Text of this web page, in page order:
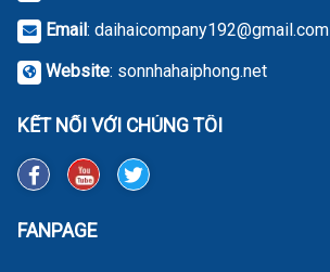
Email: daihaicompany192@gmail.com
Website: sonnhahaiphong.net
KẾT NỐI VỚI CHÚNG TÔI
FANPAGE